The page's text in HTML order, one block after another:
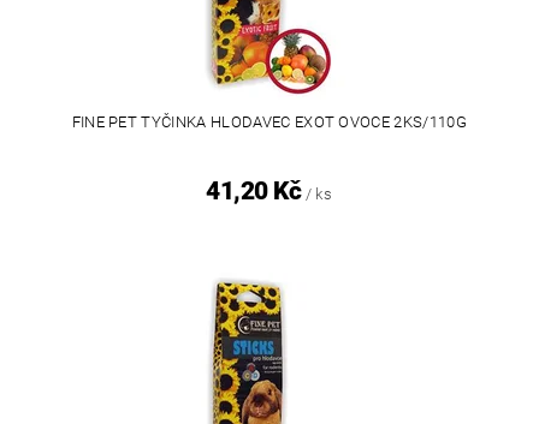
FINE PET TYČINKA HLODAVEC EXOT OVOCE 2KS/110G
41,20 Kč / ks